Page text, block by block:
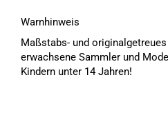
Warnhinweis
Maßstabs- und
erwachsene Sammler und
Kindern unter 14 Jahren!